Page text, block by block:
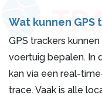
Wat kunnen
GPS trackers
voertuig bepalen. In
kan via een real-
trace. Vaak is alle